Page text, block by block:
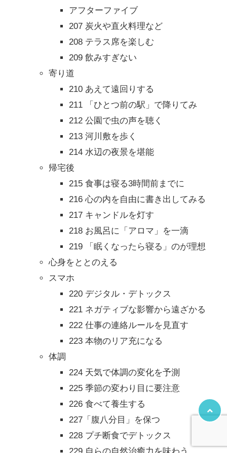
アフターファイブ
207 炭火や直火料理など
208 テラス席を楽しむ
209 飲みすぎない
寄り道
210 あえて遠回りする
211 「ひとつ前の駅」で降りてみ
212 公園で虫の声を聴く
213 河川敷を歩く
214 水辺の夜景を堪能
帰宅後
215 食事は寝る3時間前までに
216 心の内を自由に書き出してみる
217 キャンドルを灯す
218 お風呂に「アロマ」を一滴
219 「眠くなったら寝る」のが理想
心身をととのえる
スマホ
220 デジタル・デトックス
221 ネガティブな影響から遠ざかる
222 仕事の連絡ルールを見直す
223 本物のリア充になる
体調
224 天気で体調の変化を予測
225 季節の変わり目に要注意
226 食べて養生する
227「腹八分目」を保つ
228 プチ断食でデトックス